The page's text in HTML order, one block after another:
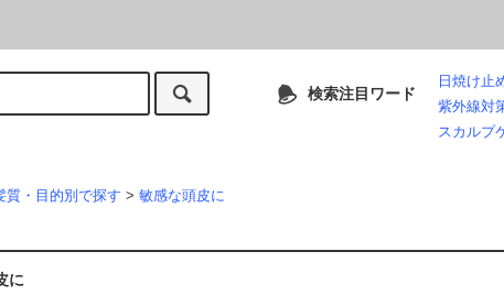
検索注目ワード
日焼け止
紫外線対
スカルプ
質・目的別で探す > 敏感な頭皮に
に